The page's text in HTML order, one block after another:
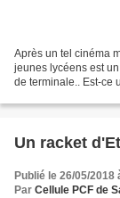
Après un tel cinéma
jeunes lycéens est
de terminale.. Est-ce
Un racket
Publié le 26/05/2018
Par Cellule PCF de